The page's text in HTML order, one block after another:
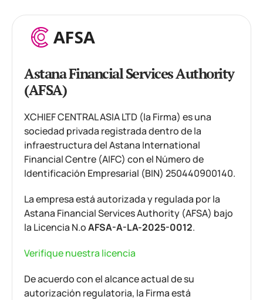
Astana Financial Services Authority
(AFSA)
XCHIEF CENTRAL ASIA LTD (la Firma) es una
sociedad privada registrada dentro de la
infraestructura del Astana International
Financial Centre (AIFC) con el Número de
Identificación Empresarial (BIN) 250440900140.
La empresa está autorizada y regulada por la
Astana Financial Services Authority (AFSA) bajo
la Licencia N.ºAFSA-A-LA-2025-0012.
Verifique nuestra licencia
De acuerdo con el alcance actual de su
autorización regulatoria, la Firma está